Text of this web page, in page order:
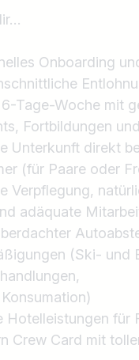
Onboarding
Tage-Woche mit
Fortbildungen
Unterkunft direkt
(für Paare oder
Verpflegung,
adäquate
(Ski- und
Hotelleistungen für
Crew Card mit